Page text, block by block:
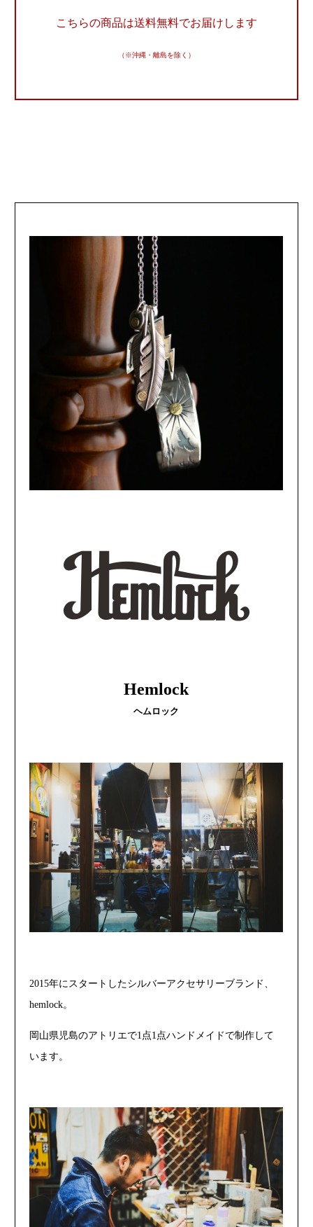
こちらの商品は送料無料でお届けします
（※沖縄・離島を除く）
Hemlock
ヘムロック
2015年にスタートしたシルバーアクセサリーブランド、
hemlock。
岡山県児島のアトリエで1点1点ハンドメイドで制作して
います。